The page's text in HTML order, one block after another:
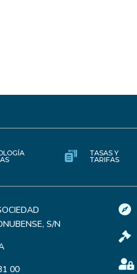
TASAS Y
TARIFAS
S/N
00


